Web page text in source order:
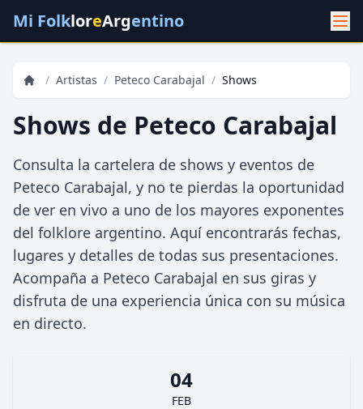
Mi FolkloreArgentino
/ Artistas / Peteco Carabajal / Shows
Shows de Peteco Carabajal
Consulta la cartelera de shows y eventos de
Peteco Carabajal, y no te pierdas la oportunidad
de ver en vivo a uno de los mayores exponentes
del folklore argentino. Aquí encontrarás fechas,
lugares y detalles de todas sus presentaciones.
Acompaña a Peteco Carabajal en sus giras y
disfruta de una experiencia única con su música
en directo.
04
FEB